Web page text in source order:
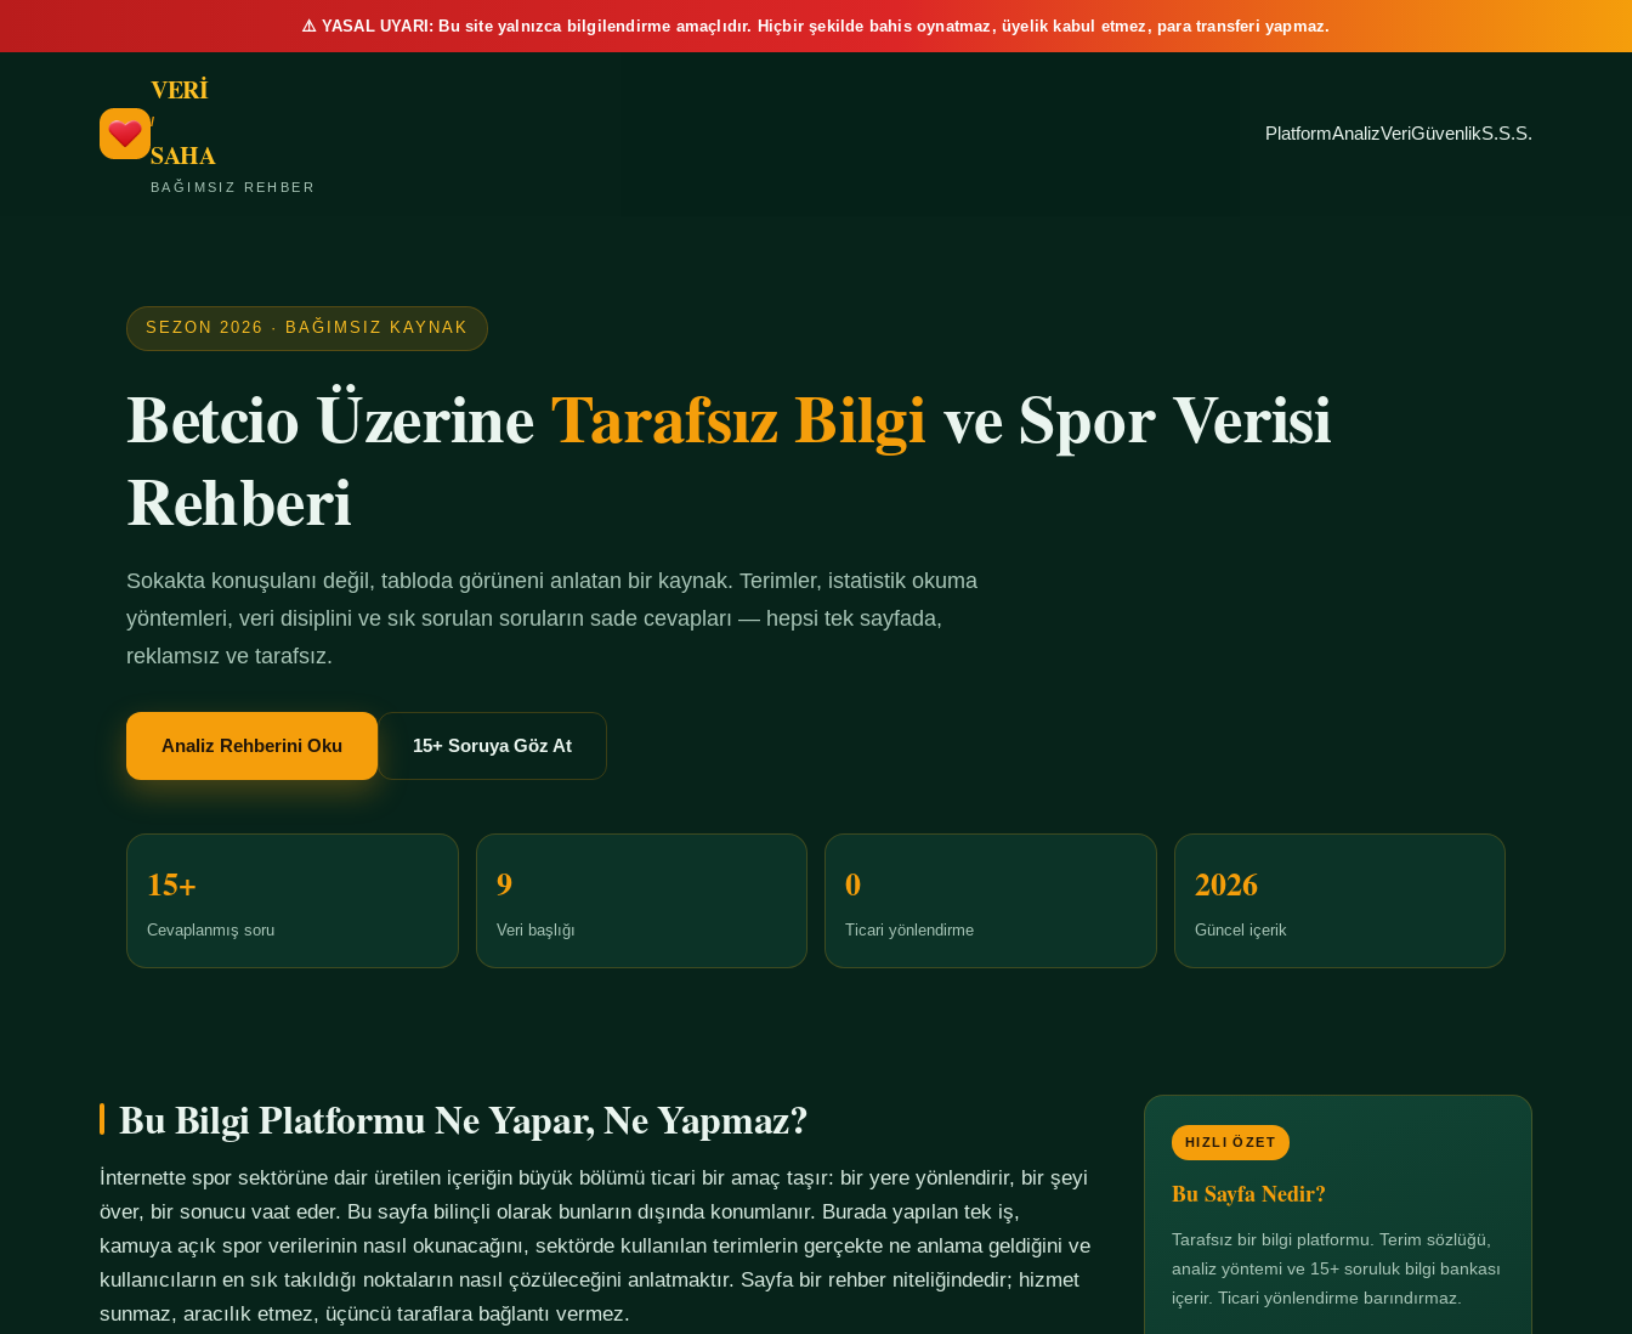
⚠️ YASAL UYARI: Bu site yalnızca bilgilendirme amaçlıdır. Hiçbir şekilde bahis oynatmaz, üyelik kabul etmez, para transferi yapmaz.
VERİ
/
SAHA
BAĞIMSIZ REHBER
PlatformAnalizVeriGüvenlikS.S.S.
SEZON 2026 · BAĞIMSIZ KAYNAK
Betcio ÜzerineTarafsız Bilgive Spor Verisi
Rehberi
Sokakta konuşulanı değil, tabloda görüneni anlatan bir kaynak. Terimler, istatistik okuma
yöntemleri, veri disiplini ve sık sorulan soruların sade cevapları — hepsi tek sayfada,
reklamsız ve tarafsız.
Analiz Rehberini Oku 15+ Soruya Göz At
15+
Cevaplanmış soru
9
Veri başlığı
0
Ticari yönlendirme
2026
Güncel içerik
Bu Bilgi Platformu Ne Yapar, Ne Yapmaz?
İnternette spor sektörüne dair üretilen içeriğin büyük bölümü ticari bir amaç taşır: bir yere yönlendirir, bir şeyi
över, bir sonucu vaat eder. Bu sayfa bilinçli olarak bunların dışında konumlanır. Burada yapılan tek iş,
kamuya açık spor verilerinin nasıl okunacağını, sektörde kullanılan terimlerin gerçekte ne anlama geldiğini ve
kullanıcıların en sık takıldığı noktaların nasıl çözüleceğini anlatmaktır. Sayfa bir rehber niteliğindedir; hizmet
sunmaz, aracılık etmez, üçüncü taraflara bağlantı vermez.
HIZLI ÖZET
Bu Sayfa Nedir?
Tarafsız bir bilgi platformu. Terim sözlüğü,
analiz yöntemi ve 15+ soruluk bilgi bankası
içerir. Ticari yönlendirme barındırmaz.